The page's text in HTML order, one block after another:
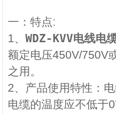
一：特点:
1、 WDZ-KVV电线电
额定电压450V/750V
之用。
2、产品使用特性：
电缆的温度应不低于